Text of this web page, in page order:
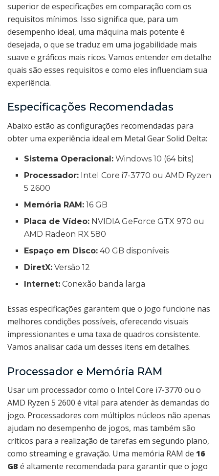
superior de especificações em comparação com os
requisitos mínimos. Isso significa que, para um
desempenho ideal, uma máquina mais potente é
desejada, o que se traduz em uma jogabilidade mais
suave e gráficos mais ricos. Vamos entender em detalhe
quais são esses requisitos e como eles influenciam sua
experiência.
Especificações Recomendadas
Abaixo estão as configurações recomendadas para
obter uma experiência ideal em Metal Gear Solid Delta:
Sistema Operacional: Windows 10 (64 bits)
Processador: Intel Core i7-3770 ou AMD Ryzen
5 2600
Memória RAM: 16 GB
Placa de Vídeo: NVIDIA GeForce GTX 970 ou
AMD Radeon RX 580
Espaço em Disco: 40 GB disponíveis
DiretX: Versão 12
Internet: Conexão banda larga
Essas especificações garantem que o jogo funcione nas
melhores condições possíveis, oferecendo visuais
impressionantes e uma taxa de quadros consistente.
Vamos analisar cada um desses itens em detalhes.
Processador e Memória RAM
Usar um processador como o Intel Core i7-3770 ou o
AMD Ryzen 5 2600 é vital para atender às demandas do
jogo. Processadores com múltiplos núcleos não apenas
ajudam no desempenho de jogos, mas também são
críticos para a realização de tarefas em segundo plano,
como streaming e gravação. Uma memória RAM de 16
GB é altamente recomendada para garantir que o jogo